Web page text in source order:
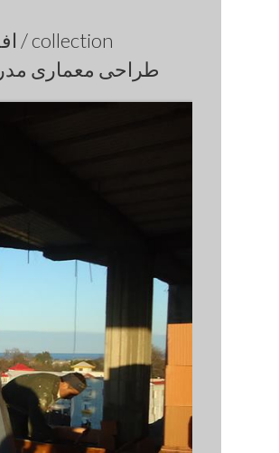
afshinlakipoor / افشین لکی پور / نقشه های معماری /collection
طراحی معماری